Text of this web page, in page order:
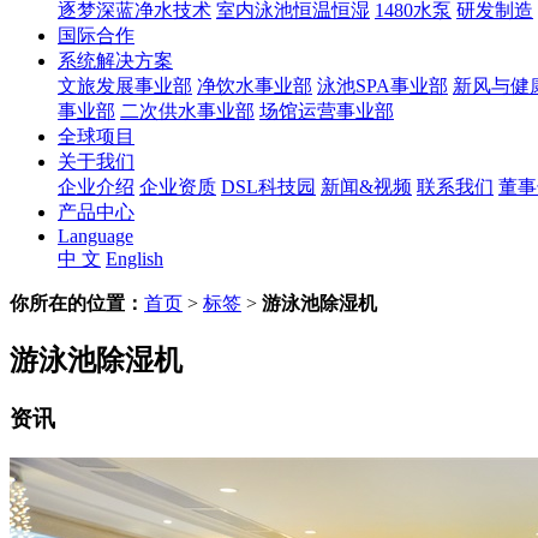
逐梦深蓝净水技术 室内泳池恒温恒湿 1480水泵 研发制造
国际合作
系统解决方案
文旅发展事业部 净饮水事业部 泳池SPA事业部 新风与健
事业部 二次供水事业部 场馆运营事业部
全球项目
关于我们
企业介绍 企业资质 DSL科技园 新闻&视频 联系我们 董
产品中心
Language
中 文 English
你所在的位置： 首页 > 标签 > 游泳池除湿机
游泳池除湿机
资讯